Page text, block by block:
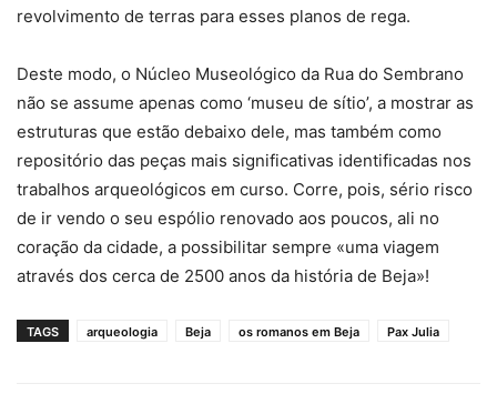
revolvimento de terras para esses planos de rega.
Deste modo, o Núcleo Museológico da Rua do Sembrano
não se assume apenas como ‘museu de sítio’, a mostrar as
estruturas que estão debaixo dele, mas também como
repositório das peças mais significativas identificadas nos
trabalhos arqueológicos em curso. Corre, pois, sério risco
de ir vendo o seu espólio renovado aos poucos, ali no
coração da cidade, a possibilitar sempre «uma viagem
através dos cerca de 2500 anos da história de Beja»!
TAGS arqueologia Beja os romanos em Beja Pax Julia